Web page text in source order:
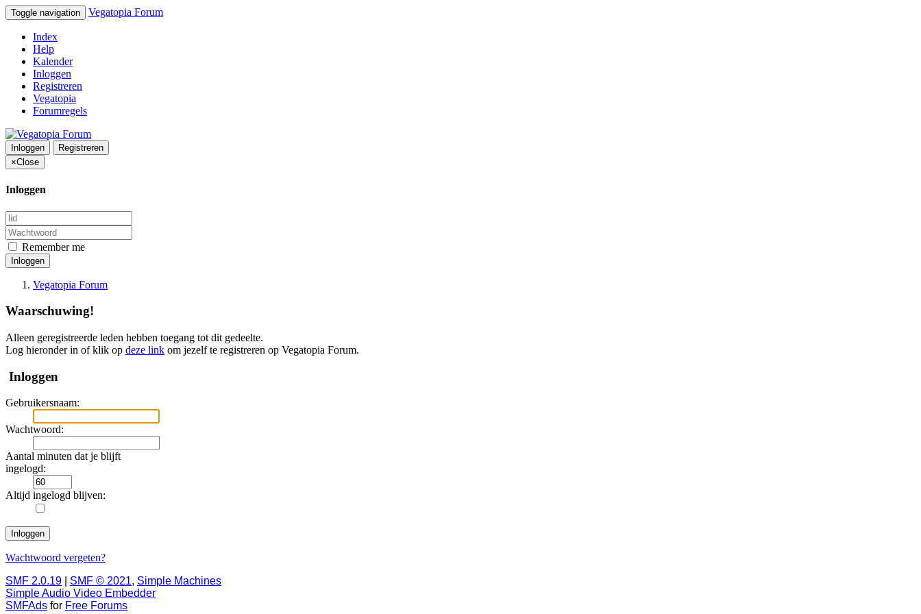
Toggle navigation Vegatopia Forum
Index
Help
Kalender
Inloggen
Registreren
Vegatopia
Forumregels
Inloggen
Registreren
×Close
Inloggen
Remember me
Inloggen
Vegatopia Forum
Waarschuwing!
Alleen geregistreerde leden hebben toegang tot dit gedeelte.
Log hieronder in of klik op deze link om jezelf te registreren op Vegatopia Forum.
Inloggen
Gebruikersnaam:
Wachtwoord:
Aantal minuten dat je blijft
ingelogd:
Altijd ingelogd blijven:
Wachtwoord vergeten?
SMF 2.0.19
SMF © 2021, Simple Machines
Simple Audio Video Embedder
SMFAds for Free Forums